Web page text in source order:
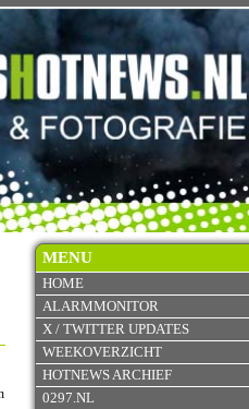
MENU
HOME
ALARMMONITOR
X / TWITTER UPDATES
WEEKOVERZICHT
HOTNEWS ARCHIEF
0297.NL